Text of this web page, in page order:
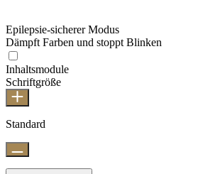
Epilepsie-sicherer Modus
Dämpft Farben und stoppt Blinken
Inhaltsmodule
Schriftgröße
Standard